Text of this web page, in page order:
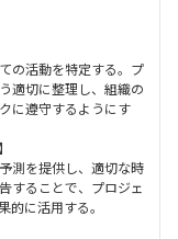
の活動を特定する。プ
適切に整理し、組織の
に遵守するようにす
測を提供し、適切な時
することで、プロジェ
的に活用する。